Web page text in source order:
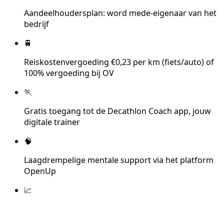
Aandeelhoudersplan: word mede-eigenaar van het
bedrijf
🚆
Reiskostenvergoeding €0,23 per km (fiets/auto) of
100% vergoeding bij OV
🏃
Gratis toegang tot de Decathlon Coach app, jouw
digitale trainer
🧠
Laagdrempelige mentale support via het platform
OpenUp
📈